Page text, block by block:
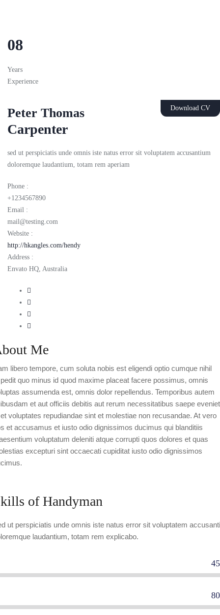
08
Years
Experience
Download CV
Peter Thomas
Carpenter
sed ut perspiciatis unde omnis iste natus error sit voluptatem accusantium
doloremque laudantium, totam rem aperiam
Phone :
+1234567890
Email :
mail@testing.com
Website :
http://hkangles.com/hendy
Address :
Envato HQ, Australia
Me
libero tempore, cum soluta nobis est eligendi optio cumque nihil
quo minus id quod maxime placeat facere possimus, omnis
assumenda est, omnis dolor repellendus. Temporibus autem
et aut officiis debitis aut rerum necessitatibus saepe eveniet
voluptates repudiandae sint et molestiae non recusandae. At vero
et accusamus et iusto odio dignissimos ducimus qui blanditiis
voluptatum deleniti atque corrupti quos dolores et quas
excepturi sint occaecati cupiditat iusto odio dignissimos
of Handyman
ut perspiciatis unde omnis iste natus error sit voluptatem
laudantium, totam rem explicabo.